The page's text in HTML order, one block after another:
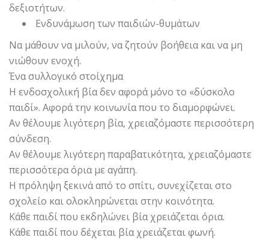
δεξιοτήτων.
Ενδυνάμωση των παιδιών-θυμάτων
Να μάθουν να μιλούν, να ζητούν βοήθεια και να μη
νιώθουν ενοχή.
Ένα συλλογικό στοίχημα
Η ενδοσχολική βία δεν αφορά μόνο το «δύσκολο
παιδί». Αφορά την κοινωνία που το διαμορφώνει.
Αν θέλουμε λιγότερη βία, χρειαζόμαστε περισσότερη
σύνδεση.
Αν θέλουμε λιγότερη παραβατικότητα, χρειαζόμαστε
περισσότερα όρια με αγάπη.
Η πρόληψη ξεκινά από το σπίτι, συνεχίζεται στο
σχολείο και ολοκληρώνεται στην κοινότητα.
Κάθε παιδί που εκδηλώνει βία χρειάζεται όρια.
Κάθε παιδί που δέχεται βία χρειάζεται φωνή.